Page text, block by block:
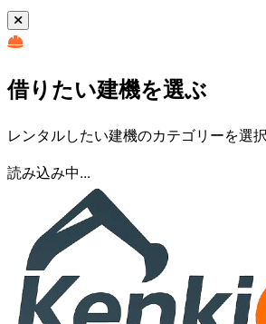
借りたい建機を選ぶ
レンタルしたい建機のカテゴリーを選
読み込み中...